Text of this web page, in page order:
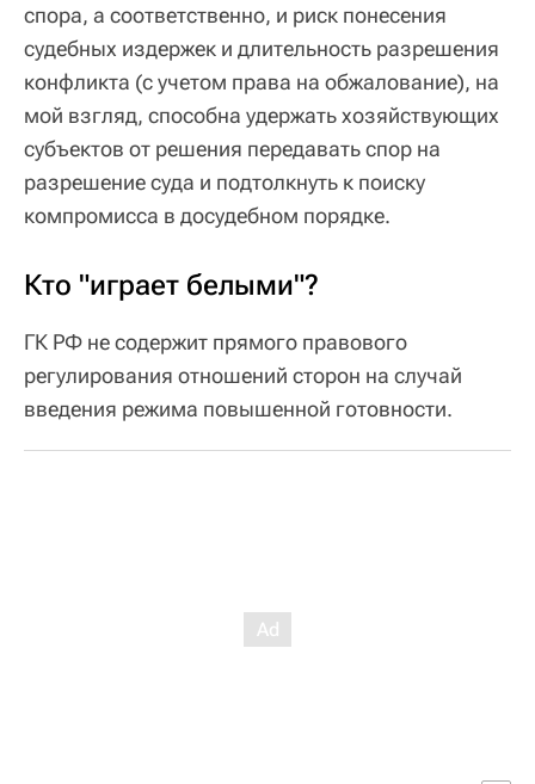
спора, а соответственно, и риск понесения
судебных издержек и длительность разрешения
конфликта (с учетом права на обжалование), на
мой взгляд, способна удержать хозяйствующих
субъектов от решения передавать спор на
разрешение суда и подтолкнуть к поиску
компромисса в досудебном порядке.
Кто "играет белыми"?
ГК РФ не содержит прямого правового
регулирования отношений сторон на случай
введения режима повышенной готовности.